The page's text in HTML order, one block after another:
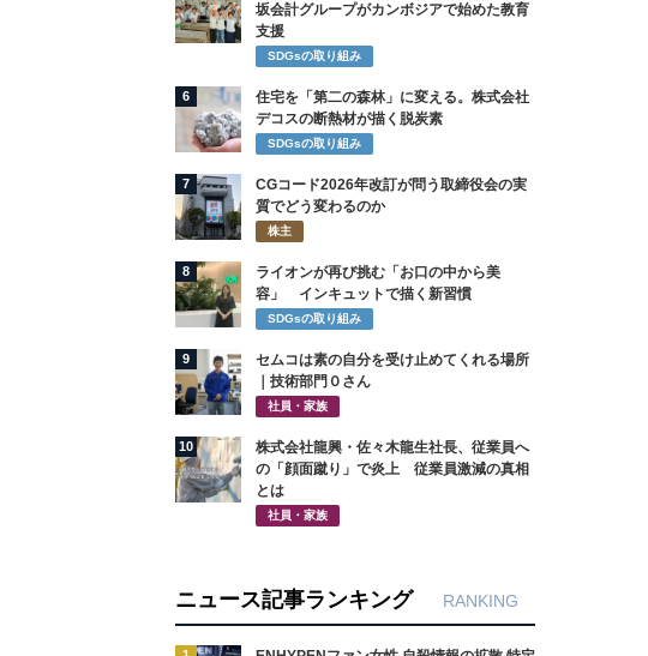
坂会計グループがカンボジアで始めた教育
支援
SDGsの取り組み
6
住宅を「第二の森林」に変える。株式会社
デコスの断熱材が描く脱炭素
SDGsの取り組み
7
CGコード2026年改訂が問う取締役会の実
質でどう変わるのか
株主
8
ライオンが再び挑む「お口の中から美
容」 インキュットで描く新習慣
SDGsの取り組み
9
セムコは素の自分を受け止めてくれる場所
｜技術部門０さん
社員・家族
10
株式会社龍興・佐々木龍生社長、従業員へ
の「顔面蹴り」で炎上 従業員激減の真相
とは
社員・家族
ニュース記事ランキング RANKING